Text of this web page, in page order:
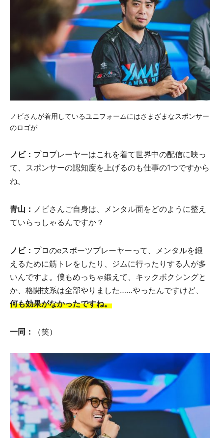
ノビさんが着用しているユニフォームにはさまざまなスポンサー
のロゴが
ノビ： プロプレーヤーはこれを着て世界中の配信に映っ
て、スポンサーの認知度を上げるのも仕事の1つですから
ね。
青山： ノビさんご自身は、メンタル面をどのように整え
ていらっしゃるんですか？
ノビ： プロのeスポーツプレーヤーって、メンタルを鍛
えるために筋トレをしたり、ジムに行ったりする人が多
いんですよ。僕もめっちゃ鍛えて、キックボクシングと
か、格闘技系は全部やりました……やったんですけど、
何も効果がなかったですね。
一同： （笑）